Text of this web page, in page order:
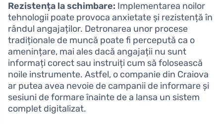
Rezistența la schimbare: Implementarea noilor
tehnologii poate provoca anxietate și rezistență în
rândul angajaților. Detronarea unor procese
tradiționale de muncă poate fi percepută ca o
amenințare, mai ales dacă angajații nu sunt
informați corect sau instruiți cum să folosească
noile instrumente. Astfel, o companie din Craiova
ar putea avea nevoie de campanii de informare și
sesiuni de formare înainte de a lansa un sistem
complet digitalizat.